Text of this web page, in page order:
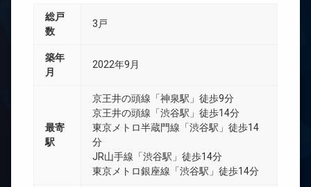
総戸
数
3戸
築年
月
2022年9月
最寄
駅
京王井の頭線「神泉駅」徒歩9分
京王井の頭線「渋谷駅」徒歩14分
東京メトロ半蔵門線「渋谷駅」徒歩14
分
JR山手線「渋谷駅」徒歩14分
東京メトロ銀座線「渋谷駅」徒歩14分